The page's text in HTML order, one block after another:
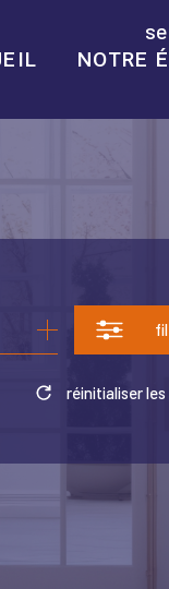
NOTRE
réinitialiser